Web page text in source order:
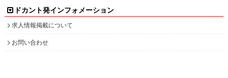
ドカント発インフォメーション
求人情報掲載について
お問い合わせ